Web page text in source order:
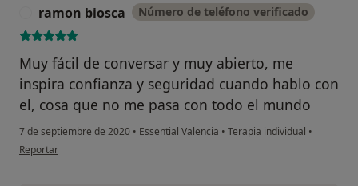
ramon biosca Número de teléfono verificado
Muy fácil de conversar y muy abierto, me
inspira confianza y seguridad cuando hablo con
el, cosa que no me pasa con todo el mundo
7 de septiembre de 2020 • Essential Valencia • Terapia individual •
en opinión del usuario ramon biosca
Reportar